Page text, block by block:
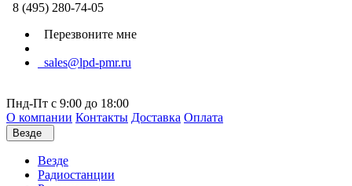
8 (495) 280-74-05
Перезвоните мне
sales@lpd-pmr.ru
Пнд-Пт с 9:00 до 18:00
О компании Контакты Доставка Оплата
Везде
Везде
Радиостанции